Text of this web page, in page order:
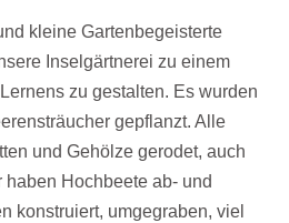
kleine Gartenbegeisterte
Inselgärtnerei zu einem
zu gestalten. Es wurden
gepflanzt. Alle
und Gehölze gerodet, auch
Hochbeete ab- und
konstruiert, umgegraben, viel